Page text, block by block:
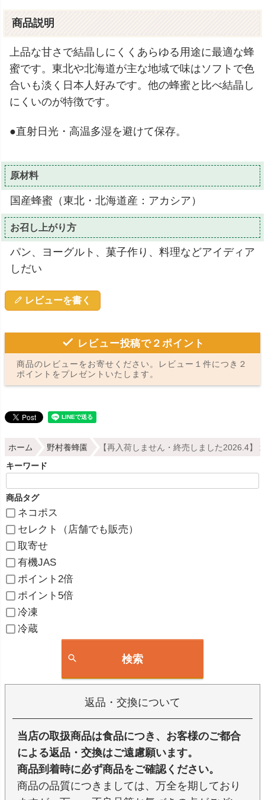
商品説明
上品な甘さで結晶しにくくあらゆる用途に最適な蜂
蜜です。東北や北海道が主な地域で味はソフトで色
合いも淡く日本人好みです。他の蜂蜜と比べ結晶し
にくいのが特徴です。
●直射日光・高温多湿を避けて保存。
原材料
国産蜂蜜（東北・北海道産：アカシア）
お召し上がり方
パン、ヨーグルト、菓子作り、料理などアイディア
しだい
レビューを書く
レビュー投稿で２ポイント
商品のレビューをお寄せください。レビュー１件につき２
ポイントをプレゼントいたします。
ホーム 野村養蜂園 【再入荷しません・終売しました2026.4】
キーワード
商品タグ
ネコポス
セレクト（店舗でも販売）
取寄せ
有機JAS
ポイント2倍
ポイント5倍
冷凍
冷蔵
検索
返品・交換について
当店の取扱商品は食品につき、お客様のご都合
による返品・交換はご遠慮願います。
商品到着時に必ず商品をご確認ください。
商品の品質につきましては、万全を期しており